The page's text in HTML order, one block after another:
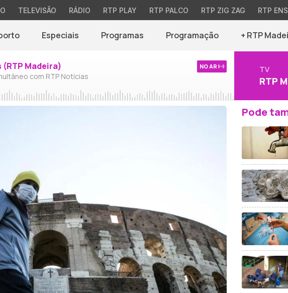
TELEVISÃO RÁDIO RTP PLAY RTP PALCO RTP ZIG ZAG RTP
Especiais Programas Programação + RTP
(RTP Madeira)
com RTP Notícias
NO AR TV
RTP
Pode